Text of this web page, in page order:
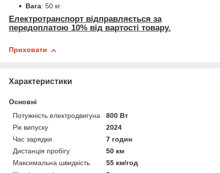
Вага: 50 кг
Електротранспорт відправляється за
передоплатою 10% від вартості товару.
Приховати
Характеристики
Основні
Потужність електродвигуна
800 Вт
Рік випуску
2024
Час зарядки
7 годин
Дистанція пробігу
50 км
Максимальна швидкість
55 км/год